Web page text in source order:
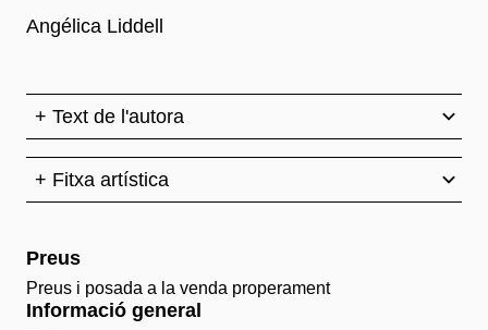
Angélica Liddell
+ Text de l'autora
+ Fitxa artística
Preus
Preus i posada a la venda properament
Informació general